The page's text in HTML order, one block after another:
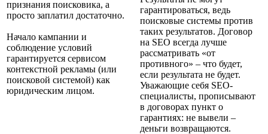
признания поисковика, а
просто заплатил достаточно.
Начало кампании и
соблюдение условий
гарантируется сервисом
контекстной рекламы (или
поисковой системой) как
юридическим лицом.
гарантироваться, ведь
поисковые системы против
таких результатов. Договор
на SEO всегда лучше
рассматривать «от
противного» – что будет,
если результата не будет.
Уважающие себя SEO-
специалисты, прописывают
в договорах пункт о
гарантиях: не вывели –
деньги возвращаются.